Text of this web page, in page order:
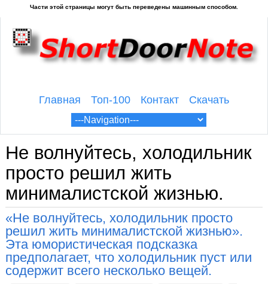
Главная Топ-100 Контакт Скачать
Не волнуйтесь, холодильник
просто решил жить
минималистской жизнью.
«Не волнуйтесь, холодильник просто
решил жить минималистской жизнью».
Эта юмористическая подсказка
предполагает, что холодильник пуст или
содержит всего несколько вещей.